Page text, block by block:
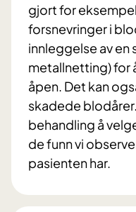
gjort for
forsnevringer i
innleggelse av en
metallnetting) for
åpen. Det kan
skadede
behandling å
de funn vi
pasienten har.